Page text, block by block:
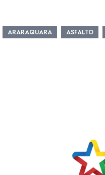
ARARAQUARA ASFALTO